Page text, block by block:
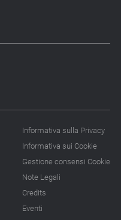
Informativa sulla Privacy
Informativa sui Cookie
Gestione consensi Cookie
Note Legali
Credits
Eventi